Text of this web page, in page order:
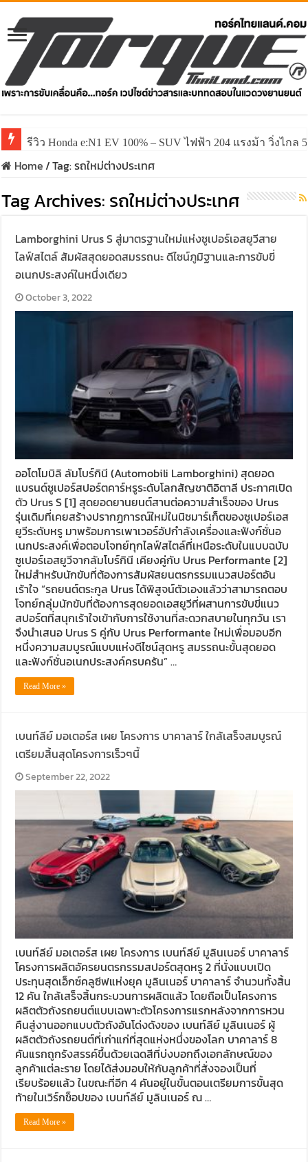
รีวิว Honda e:N1 EV 100% – SUV ไฟฟ้า 204 แรงม้า วิ่งไกล
รีวิว ลองขับ All New GWM HAVAL H6 ปรับโฉมหน้าใหม่
Home/Tag:รถใหม่ต่างประเทศ
Tag Archives: รถใหม่ต่างประเทศ
Lamborghini Urus S สู่มาตรฐานใหม่แห่งซูเปอร์เอสยูวีสาย
ไลฟ์สไตล์ สัมผัสสุดยอดสมรรถนะ ดีไซน์ภูมิฐานและการขับขี่
อเนกประสงค์ในหนึ่งเดียว
October 3, 2022
ออโตโมบิลิ ลัมโบร์กินี (Automobili Lamborghini) สุดยอด
แบรนด์ซูเปอร์สปอร์ตคาร์หรูระดับโลกสัญชาติอิตาลี ประกาศเปิด
ตัว Urus S [1] สุดยอดยานยนต์สานต่อความสำเร็จของ Urus
รุ่นเดิมที่เคยสร้างปรากฏการณ์ใหม่ในนิชมาร์เก็ตของซูเปอร์เอส
ยูวีระดับหรู มาพร้อมการเพาเวอร์อัปกำลังเครื่องและฟังก์ชั่นอ
เนกประสงค์เพื่อตอบโจทย์ทุกไลฟ์สไตล์ที่เหนือระดับในแบบฉบับ
ซูเปอร์เอสยูวีจากลัมโบร์กินี เคียงคู่กับ Urus Performante [2]
ใหม่สำหรับนักขับที่ต้องการสัมผัสยนตรกรรมแนวสปอร์ตอัน
เร้าใจ “รถยนต์ตระกูล Urus ได้พิสูจน์ตัวเองแล้วว่าสามารถตอบ
โจทย์กลุ่มนักขับที่ต้องการสุดยอดเอสยูวีที่ผสานการขับขี่แนว
สปอร์ตที่สนุกเร้าใจเข้ากับการใช้งานที่สะดวกสบายในทุกวัน เรา
จึงนำเสนอ Urus S คู่กับ Urus Performante ใหม่เพื่อมอบอีก
หนึ่งความสมบูรณ์แบบแห่งดีไซน์สุดหรู สมรรถนะขั้นสุดยอด
และฟังก์ชั่นอเนกประสงค์ครบครัน” …
Read More »
เบนท์ลีย์ มอเตอร์ส เผย โครงการ บาคาลาร์ ใกล้เสร็จสมบูรณ์
เตรียมสิ้นสุดโครงการเร็วๆนี้
September 22, 2022
เบนท์ลีย์ มอเตอร์ส เผย โครงการ เบนท์ลีย์ มูลินเนอร์ บาคาลาร์
โครงการผลิตอัครยนตรกรรมสปอร์ตสุดหรู 2 ที่นั่งแบบเปิด
ประทุนสุดเอ็กซ์คลูซีฟแห่งยุค มูลินเนอร์ บาคาลาร์ จำนวนทั้งสิ้น
12 คัน ใกล้เสร็จสิ้นกระบวนการผลิตแล้ว โดยถือเป็นโครงการ
ผลิตตัวถังรถยนต์แบบเฉพาะตัวโครงการแรกหลังจากการหวน
คืนสู่งานออกแบบตัวถังอันโด่งดังของ เบนท์ลีย์ มูลินเนอร์ ผู้
ผลิตตัวถังรถยนต์ที่เก่าแก่ที่สุดแห่งหนึ่งของโลก บาคาลาร์ 8
คันแรกถูกรังสรรค์ขึ้นด้วยเฉดสีที่บ่งบอกถึงเอกลักษณ์ของ
ลูกค้าแต่ละราย โดยได้ส่งมอบให้กับลูกค้าที่สั่งจองเป็นที่
เรียบร้อยแล้ว ในขณะที่อีก 4 คันอยู่ในขั้นตอนเตรียมการขั้นสุด
ท้ายในเวิร์กช็อปของ เบนท์ลีย์ มูลินเนอร์ ณ …
Read More »